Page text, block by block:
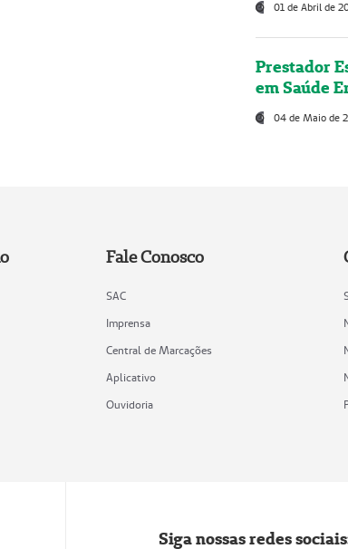
01 de Abril de
Prestador
em Saúde
04 de Maio de
Fale Conosco
SAC
Imprensa
Central de Marcações
Aplicativo
Ouvidoria
Siga nossas redes